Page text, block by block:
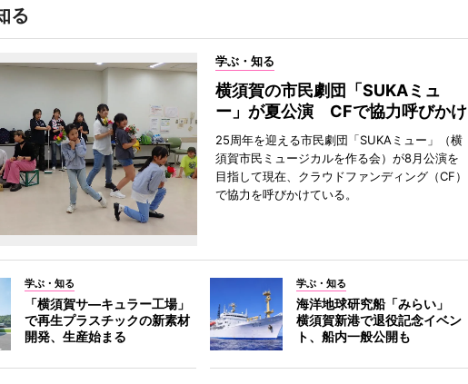
る
学ぶ・知る
横須賀の市民劇団「SUKAミュ
ー」が夏公演 CFで協力呼びかけ
25周年を迎える市民劇団「SUKAミュー」（横
須賀市民ミュージカルを作る会）が8月公演を
目指して現在、クラウドファンディング（CF）
で協力を呼びかけている。
学ぶ・知る
「横須賀サ―キュラー工場」
で再生プラスチックの新素材
開発、生産始まる
学ぶ・知る
海洋地球研究船「みらい」
横須賀新港で退役記念イベン
ト、船内一般公開も